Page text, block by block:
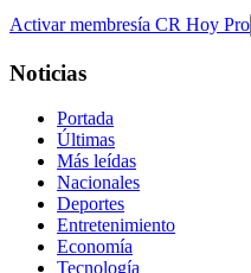
Activar membresía CR Hoy Pro
Noticias
Portada
Últimas
Más leídas
Nacionales
Deportes
Entretenimiento
Economía
Tecnología